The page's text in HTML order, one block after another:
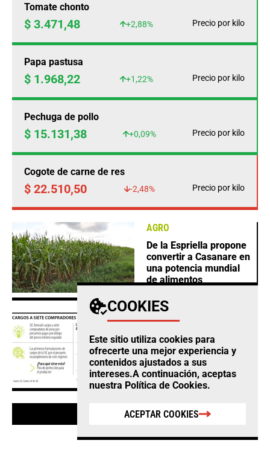
Tomate chonto
$ 3.471,48 +2,88% Precio por kilo
Papa pastusa
$ 1.968,22 +1,22% Precio por kilo
Pechuga de pollo
$ 15.131,38 +0,09% Precio por kilo
Cogote de carne de res
$ 22.510,50 -2,48% Precio por kilo
AGRO
De la Espriella propone
convertir a Casanare en
una potencia mundial
de alimentos
JUDICIAL
SIC formuló cargos a
siete compradores de
arroz por pagos por
debajo del precio
VER MÁS
COOKIES
Este sitio utiliza cookies para
ofrecerte una mejor experiencia y
contenidos ajustados a sus
intereses.A continuación, aceptas
nuestra Política de Cookies.
ACEPTAR COOKIES